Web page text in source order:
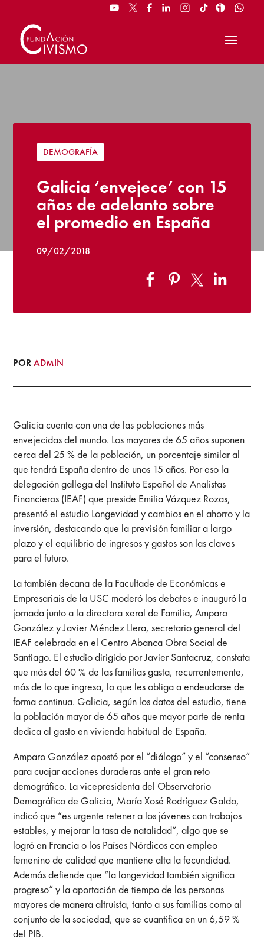
DEMOGRAFÍA
Galicia ‘envejece’ con 15
años de adelanto sobre
el promedio en España
09/02/2018
PORADMIN
Galicia cuenta con una de las poblaciones más
envejecidas del mundo. Los mayores de 65 años suponen
cerca del 25 % de la población, un porcentaje similar al
que tendrá España dentro de unos 15 años. Por eso la
delegación gallega del Instituto Español de Analistas
Financieros (IEAF) que preside Emilia Vázquez Rozas,
presentó el estudio Longevidad y cambios en el ahorro y la
inversión, destacando que la previsión familiar a largo
plazo y el equilibrio de ingresos y gastos son las claves
para el futuro.
La también decana de la Facultade de Económicas e
Empresariais de la USC moderó los debates e inauguró la
jornada junto a la directora xeral de Familia, Amparo
González y Javier Méndez Llera, secretario general del
IEAF celebrada en el Centro Abanca Obra Social de
Santiago. El estudio dirigido por Javier Santacruz, constata
que más del 60 % de las familias gasta, recurrentemente,
más de lo que ingresa, lo que les obliga a endeudarse de
forma continua. Galicia, según los datos del estudio, tiene
la población mayor de 65 años que mayor parte de renta
dedica al gasto en vivienda habitual de España.
Amparo González apostó por el “diálogo” y el “consenso”
para cuajar acciones duraderas ante el gran reto
demográfico. La vicepresidenta del Observatorio
Demográfico de Galicia, María Xosé Rodríguez Galdo,
indicó que “es urgente retener a los jóvenes con trabajos
estables, y mejorar la tasa de natalidad”, algo que se
logró en Francia o los Países Nórdicos con empleo
femenino de calidad que mantiene alta la fecundidad.
Además defiende que “la longevidad también significa
progreso” y la aportación de tiempo de las personas
mayores de manera altruista, tanto a sus familias como al
conjunto de la sociedad, que se cuantifica en un 6,59 %
del PIB.